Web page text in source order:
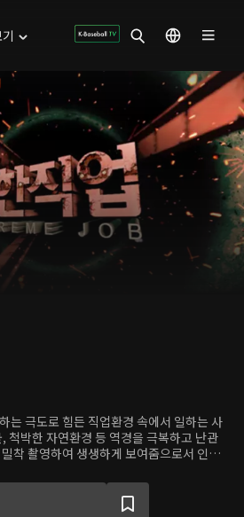
는 극도로 힘든 직업환경 속에서 일하는 사
척박한 자연환경 등 역경을 극복하고 난관
착 촬영하여 생생하게 보여줌으로서 인간